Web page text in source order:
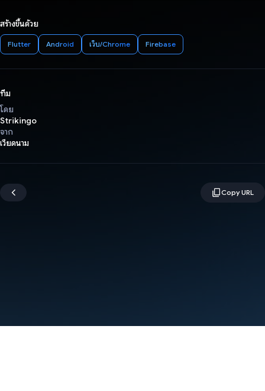
สร้างขึ้นด้วย
Flutter Android เว็บ/Chrome Firebase
ทีม
โดย
Strikingo
จาก
เวียดนาม